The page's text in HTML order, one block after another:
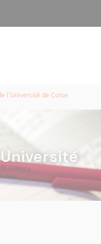
l'Université de Corse